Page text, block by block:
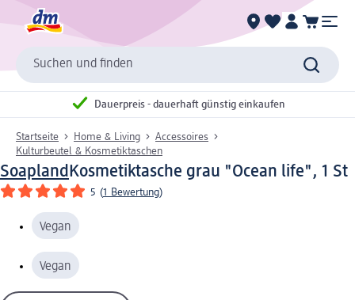
Suchen und finden
Dauerpreis - dauerhaft günstig einkaufen
Startseite Home & Living
Accessoires
Kulturbeutel & Kosmetiktaschen
Soapland Kosmetiktasche grau "Ocean life", 1 St
5 (1 Bewertung)
Vegan
Vegan